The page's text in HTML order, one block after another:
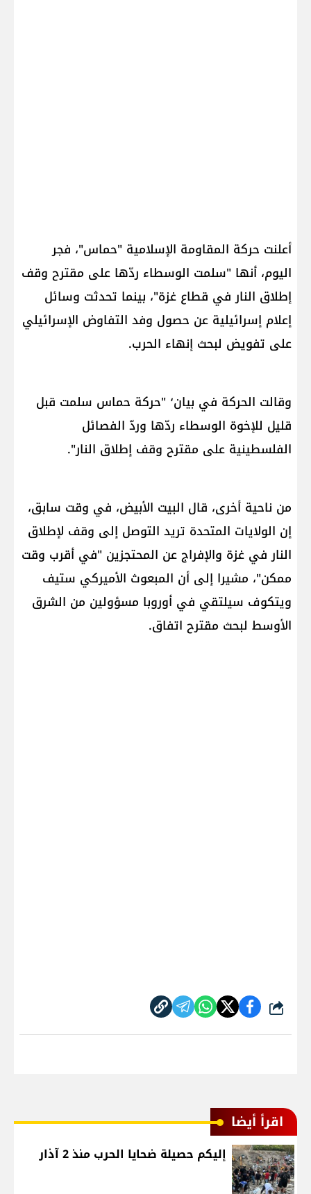
أعلنت حركة المقاومة الإسلامية "​حماس​"، فجر
اليوم، أنها "سلمت الوسطاء ردّها على مقترح وقف
إطلاق النار في قطاع غزة"، بينما تحدثت وسائل
إعلام إسرائيلية عن حصول وفد التفاوض الإسرائيلي
على تفويض لبحث إنهاء الحرب.
وقالت الحركة في بيان٬ "حركة حماس سلمت قبل
قليل للإخوة الوسطاء ردّها وردّ الفصائل
الفلسطينية على مقترح وقف إطلاق النار".
من ناحية أخرى، قال البيت الأبيض، في وقت سابق،
إن الولايات المتحدة تريد التوصل إلى وقف لإطلاق
النار في غزة والإفراج عن المحتجزين "في أقرب وقت
ممكن"، مشيرا إلى أن المبعوث الأميركي ستيف
ويتكوف سيلتقي في أوروبا مسؤولين من الشرق
الأوسط لبحث مقترح اتفاق.
شارك
اقرأ أيضا
إليكم حصيلة ضحايا الحرب منذ 2 آذار